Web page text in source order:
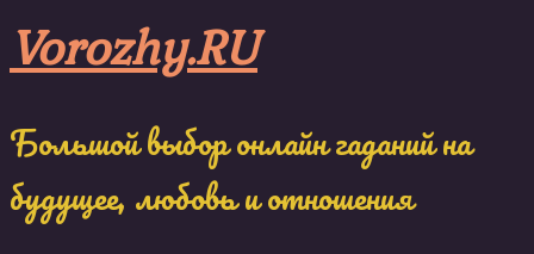
to
content
Vorozhy.RU
Большой выбор онлайн гаданий на
будущее, любовь и отношения